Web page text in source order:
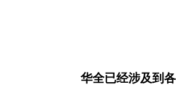
华全已经涉及到